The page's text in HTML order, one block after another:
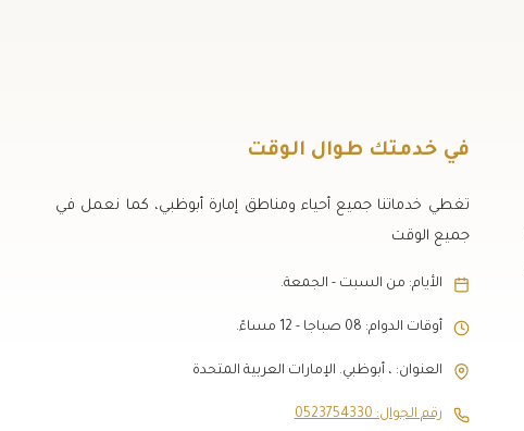
في خدمتك طوال الوقت
تغطي خدماتنا جميع أحياء ومناطق إمارة أبوظبي، كما نعمل في
جميع الوقت
الأيام: من السبت - الجمعة.
أوقات الدوام: 08 صباجا - 12 مساءً.
العنوان: ، أبوظبي. الإمارات العربية المتحدة
رقم الجوال: 0523754330